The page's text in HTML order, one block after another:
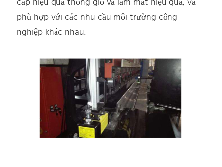
phù hợp với các nhu cầu môi trường công
nghiệp khác nhau.